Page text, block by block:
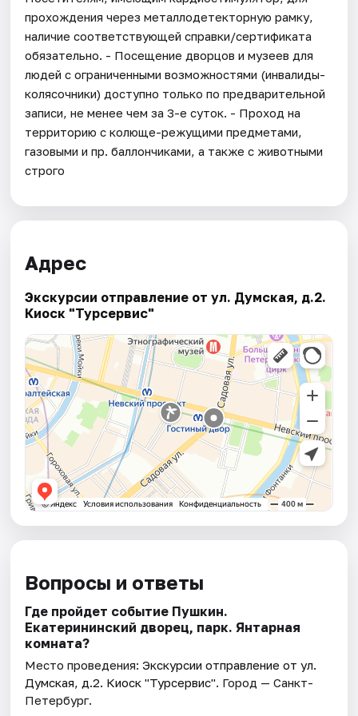
прохождения через металлодетекторную рамку,
наличие соответствующей справки/сертификата
обязательно. - Посещение дворцов и музеев для
людей с ограниченными возможностями (инвалиды-
колясочники) доступно только по предварительной
записи, не менее чем за 3-е суток. - Проход на
территорию с колюще-режущими предметами,
газовыми и пр. баллончиками, а также с животными
строго
Адрес
Экскурсии отправление от ул. Думская, д.2.
Киоск "Турсервис"
Вопросы и ответы
Где пройдет событие Пушкин.
Екатерининский дворец, парк. Янтарная
комната?
Место проведения:Экскурсии отправление от ул.
Думская, д.2. Киоск "Турсервис". Город — Санкт-
Петербург.